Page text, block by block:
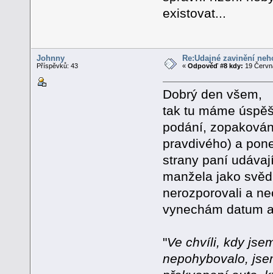
existovat...
Johnny
Příspěvků: 43
Re:Údajné zavinění
«Odpověď #8 kdy: 19
Dobrý den všem,
tak tu máme
podání,
pravdivého) a
strany paní
manžela jako
nerozporovali a
vynechám datum
"Ve chvíli, kdy
nepohybovalo,